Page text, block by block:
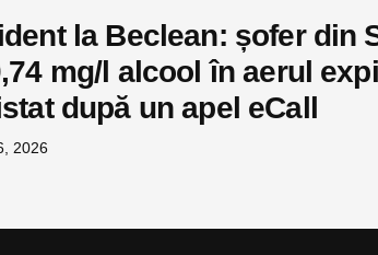
la Beclean: șofer din
mg/l alcool în aerul
după un apel eCall
2026